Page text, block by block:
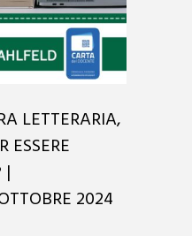
LETTERARIA,
ESSERE
|
2024